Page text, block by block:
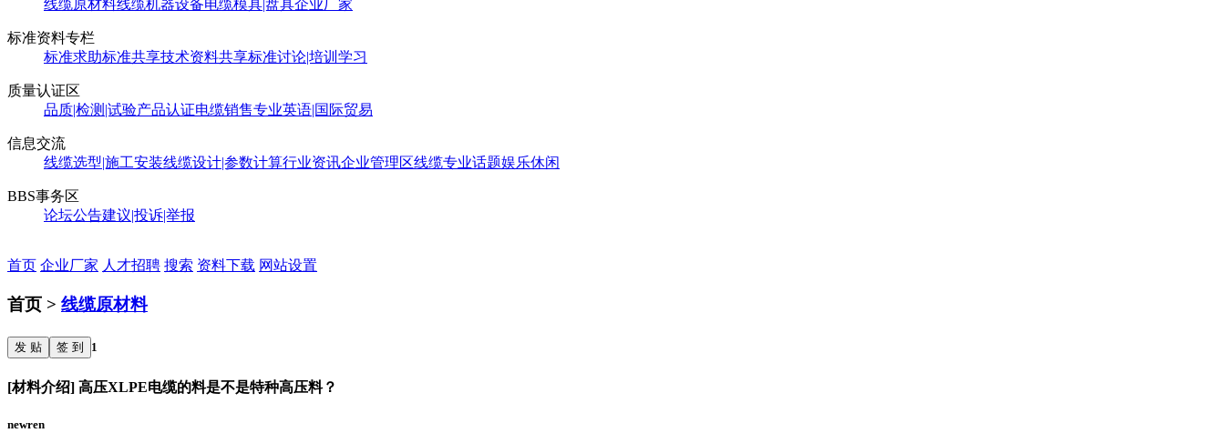
线缆原材料线缆机器设备电缆模具|盘具企业厂家
标准资料专栏
标准求助标准共享技术资料共享标准讨论|培训学习
质量认证区
品质|检测|试验产品认证电缆销售专业英语|国际贸易
信息交流
线缆选型|施工安装线缆设计|参数计算行业资讯企业管理区线缆专业话题娱乐休闲
BBS事务区
论坛公告建议|投诉|举报
首页 企业厂家 人才招聘 搜索 资料下载 网站设置
首页 > 线缆原材料
发 贴 签 到 1
[材料介绍] 高压XLPE电缆的料是不是特种高压料？
newren